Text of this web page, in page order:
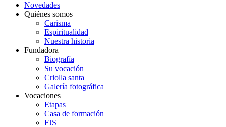
Novedades
Quiénes somos
Carisma
Espiritualidad
Nuestra historia
Fundadora
Biografía
Su vocación
Criolla santa
Galería fotográfica
Vocaciones
Etapas
Casa de formación
FJS